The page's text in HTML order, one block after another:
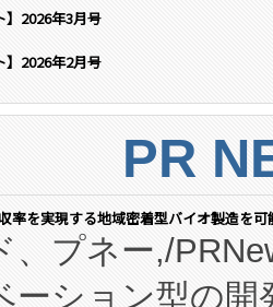
】2026年3月号
】2026年2月号
PR
率を実現する地域密着型バイオ製造を
、プネー,/
ーション型の